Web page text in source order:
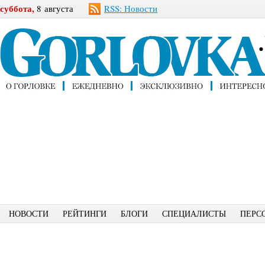
суббота, 8 августа RSS: Новости
НОВОСТИ РЕЙТИНГИ БЛОГИ СПЕЦИАЛИСТЫ